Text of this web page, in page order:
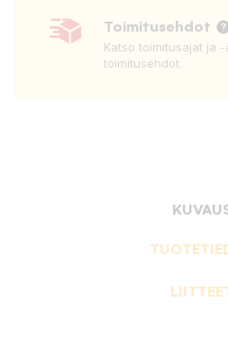
Toimitusehdot
Katso toimitusajat ja
toimitusehdot.